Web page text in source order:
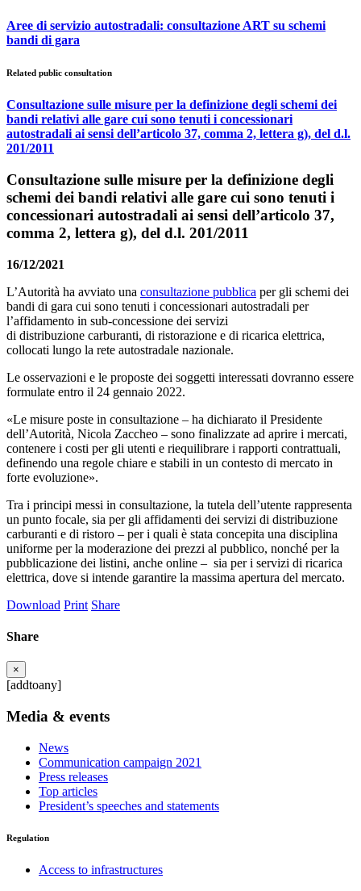
Aree di servizio autostradali: consultazione ART su schemi
bandi di gara
Related public consultation
Consultazione sulle misure per la definizione degli schemi dei
bandi relativi alle gare cui sono tenuti i concessionari
autostradali ai sensi dell’articolo 37, comma 2, lettera g), del d.l.
201/2011
Consultazione sulle misure per la definizione degli
schemi dei bandi relativi alle gare cui sono tenuti i
concessionari autostradali ai sensi dell’articolo 37,
comma 2, lettera g), del d.l. 201/2011
16/12/2021
L’Autorità ha avviato una consultazione pubblica per gli schemi dei
bandi di gara cui sono tenuti i concessionari autostradali per
l’affidamento in sub-concessione dei servizi
di distribuzione carburanti, di ristorazione e di ricarica elettrica,
collocati lungo la rete autostradale nazionale.
Le osservazioni e le proposte dei soggetti interessati dovranno essere
formulate entro il 24 gennaio 2022.
«Le misure poste in consultazione – ha dichiarato il Presidente
dell’Autorità, Nicola Zaccheo – sono finalizzate ad aprire i mercati,
contenere i costi per gli utenti e riequilibrare i rapporti contrattuali,
definendo una regole chiare e stabili in un contesto di mercato in
forte evoluzione».
Tra i principi messi in consultazione, la tutela dell’utente rappresenta
un punto focale, sia per gli affidamenti dei servizi di distribuzione
carburanti e di ristoro – per i quali è stata concepita una disciplina
uniforme per la moderazione dei prezzi al pubblico, nonché per la
pubblicazione dei listini, anche online – sia per i servizi di ricarica
elettrica, dove si intende garantire la massima apertura del mercato.
Download Print Share
Share
×
[addtoany]
Media & events
News
Communication campaign 2021
Press releases
Top articles
President’s speeches and statements
Regulation
Access to infrastructures